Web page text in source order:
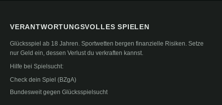
VERANTWORTUNGSVOLLES SPIELEN
Glücksspiel ab 18 Jahren. Sportwetten bergen finanzielle Risiken. Setze
nur Geld ein, dessen Verlust du verkraften kannst.
Hilfe bei Spielsucht:
Check dein Spiel (BZgA)
Bundesweit gegen Glücksspielsucht